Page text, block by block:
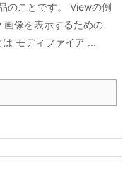
のことです。 Viewの例
画像を表示するための
モディファイア ...